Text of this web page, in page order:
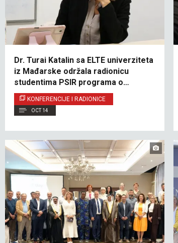
Dr. Turai Katalin sa ELTE univerziteta
iz Mađarske održala radionicu
studentima PSIR programa o
Erasmus+ prilikama
KONFERENCIJE I RADIONICE
OCT 14